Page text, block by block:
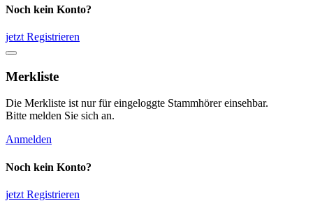
Noch kein Konto?
jetzt Registrieren
Merkliste
Die Merkliste ist nur für eingeloggte Stammhörer einsehbar.
Bitte melden Sie sich an.
Anmelden
Noch kein Konto?
jetzt Registrieren